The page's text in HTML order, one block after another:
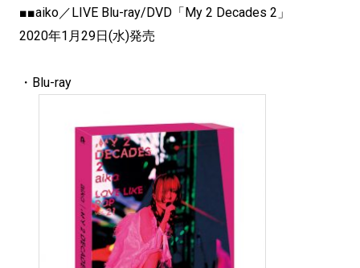
■■aiko／LIVE Blu-ray/DVD「My 2 Decades 2」
2020年1月29日(水)発売
・Blu-ray